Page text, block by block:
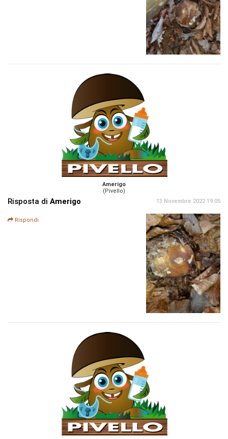
Amerigo
(Pivello)
Risposta di Amerigo 13 Novembre 2022 19:05
Rispondi